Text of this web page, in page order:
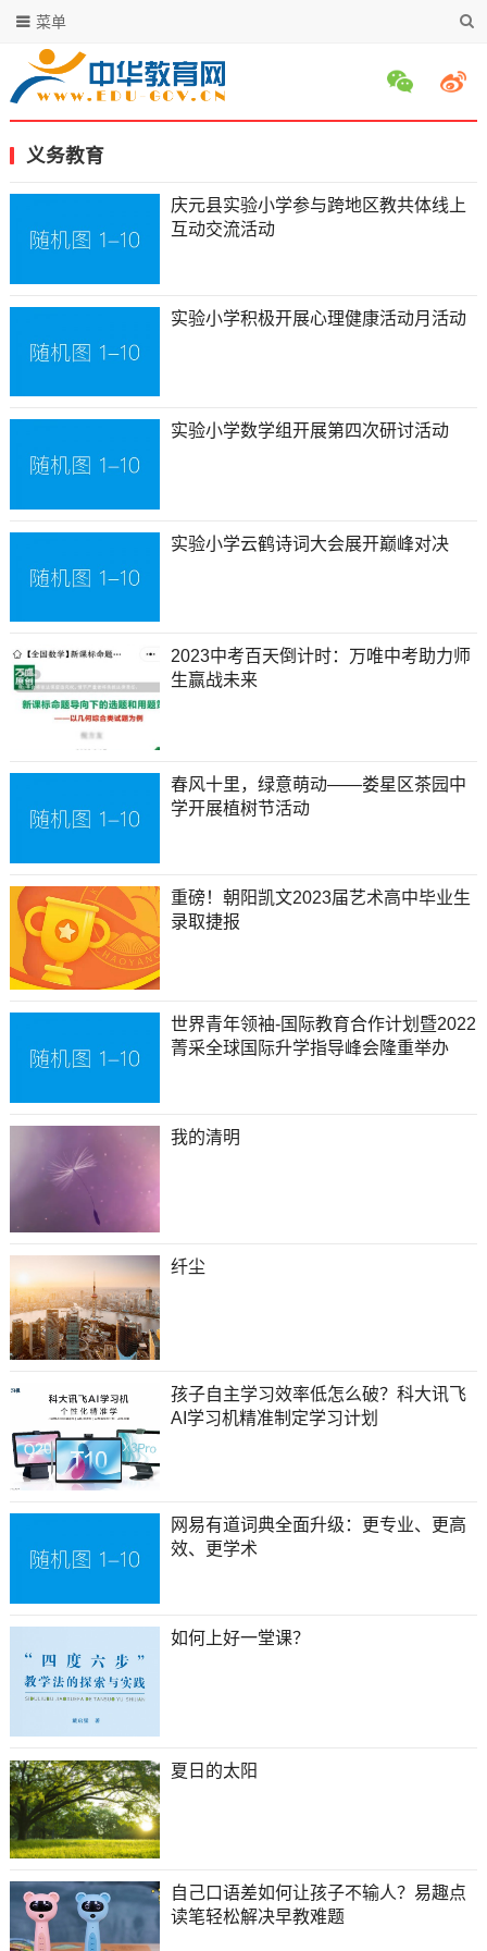
菜单
义务教育
庆元县实验小学参与跨地区教共体线上
互动交流活动
实验小学积极开展心理健康活动月活动
实验小学数学组开展第四次研讨活动
实验小学云鹤诗词大会展开巅峰对决
2023中考百天倒计时：万唯中考助力师
生赢战未来
春风十里，绿意萌动——娄星区茶园中
学开展植树节活动
重磅！朝阳凯文2023届艺术高中毕业生
录取捷报
世界青年领袖-国际教育合作计划暨2022
菁采全球国际升学指导峰会隆重举办
我的清明
纤尘
孩子自主学习效率低怎么破？科大讯飞
AI学习机精准制定学习计划
网易有道词典全面升级：更专业、更高
效、更学术
如何上好一堂课？
夏日的太阳
自己口语差如何让孩子不输人？易趣点
读笔轻松解决早教难题